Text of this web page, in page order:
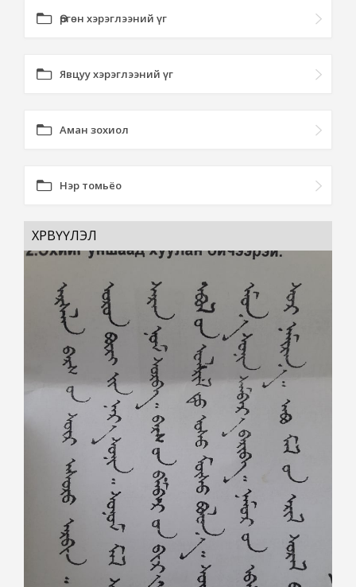
Өргөн хэрэглээний үг
Явцуу хэрэглээний үг
Аман зохиол
Нэр томьёо
ХӨРВҮҮЛЭЛ